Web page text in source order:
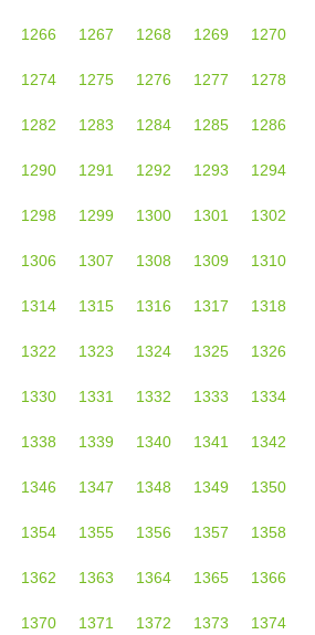
1266 1267 1268 1269 1270
1274 1275 1276 1277 1278
1282 1283 1284 1285 1286
1290 1291 1292 1293 1294
1298 1299 1300 1301 1302
1306 1307 1308 1309 1310
1314 1315 1316 1317 1318
1322 1323 1324 1325 1326
1330 1331 1332 1333 1334
1338 1339 1340 1341 1342
1346 1347 1348 1349 1350
1354 1355 1356 1357 1358
1362 1363 1364 1365 1366
1370 1371 1372 1373 1374